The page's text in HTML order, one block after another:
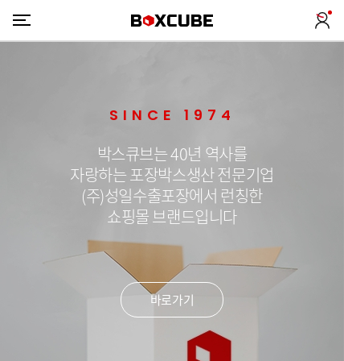
SINCE 1974
박스큐브는 40년 역사를
자랑하는 포장박스생산 전문기업
(주)성일수출포장에서 런칭한
쇼핑몰 브랜드입니다
바로가기